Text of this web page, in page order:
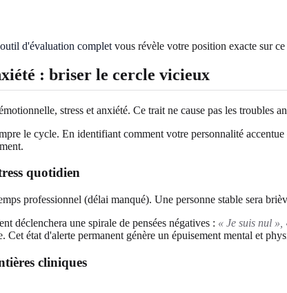
outil d'évaluation complet vous révèle votre position exacte sur ce
: briser le cercle vicieux
stress et anxiété. Ce trait ne cause pas les
le cycle. En identifiant comment votre personnalité
quotidien
professionnel (délai manqué). Une personne stable sera
déclenchera une spirale de pensées négatives : « Je suis nul
état d'alerte permanent génère un épuisement mental et
cliniques